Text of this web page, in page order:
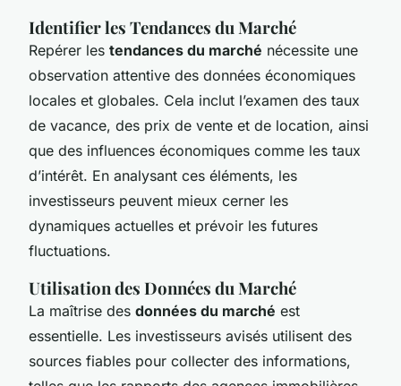
Identifier les Tendances du Marché
Repérer les tendances du marché nécessite une
observation attentive des données économiques
locales et globales. Cela inclut l’examen des taux
de vacance, des prix de vente et de location, ainsi
que des influences économiques comme les taux
d’intérêt. En analysant ces éléments, les
investisseurs peuvent mieux cerner les
dynamiques actuelles et prévoir les futures
fluctuations.
Utilisation des Données du Marché
La maîtrise des données du marché est
essentielle. Les investisseurs avisés utilisent des
sources fiables pour collecter des informations,